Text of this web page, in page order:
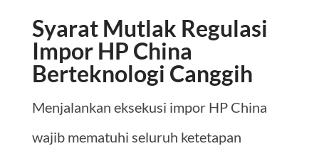
Syarat Mutlak Regulasi
Impor HP China
Berteknologi Canggih
Menjalankan eksekusi impor HP China
wajib mematuhi seluruh ketetapan